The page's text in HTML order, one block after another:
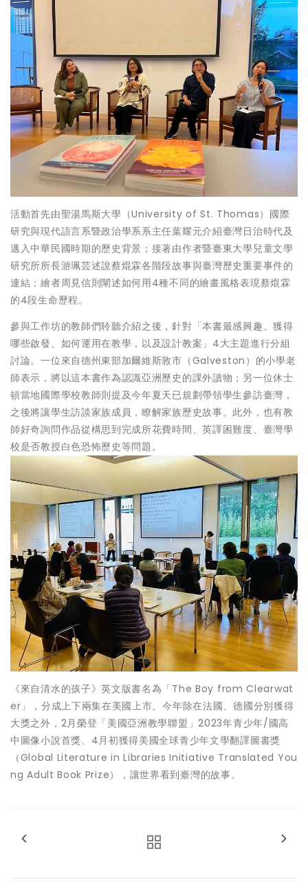
活動首先由聖湯馬斯大學（University of St. Thomas）國際
研究與現代語言系暨政治學系系主任葉耀元介紹臺灣日治時代及
邁入中華民國時期的歷史背景；接著由作者暨臺東大學兒童文學
研究所所長游珮芸述說蔡焜霖各階段故事與臺灣歷史重要事件的
連結；繪者周見信則闡述如何用4種不同的繪畫風格表現蔡焜霖
的4段生命歷程。
參與工作坊的教師們聆聽介紹之後，針對「本書最感興趣、獲得
哪些啟發、如何運用在教學，以及設計教案」4大主題進行分組
討論。一位來自德州東部加爾維斯敦市（Galveston）的小學老
師表示，將以這本書作為認識亞洲歷史的課外讀物；另一位休士
頓當地國際學校教師則提及今年夏天已規劃帶領學生參訪臺灣，
之後將讓學生訪談家族成員，瞭解家族歷史故事。此外，也有教
師好奇詢問作品從構思到完成所花費時間、英譯困難度、臺灣學
校是否教授白色恐怖歷史等問題。
《來自清水的孩子》英文版書名為「The Boy from Clearwat
er」，分成上下兩集在美國上市。今年除在法國、德國分別獲得
大獎之外，2月榮登「美國亞洲教學聯盟」2023年青少年/國高
中圖像小說首獎、4月初獲得美國全球青少年文學翻譯圖書獎
（Global Literature in Libraries Initiative Translated You
ng Adult Book Prize），讓世界看到臺灣的故事。